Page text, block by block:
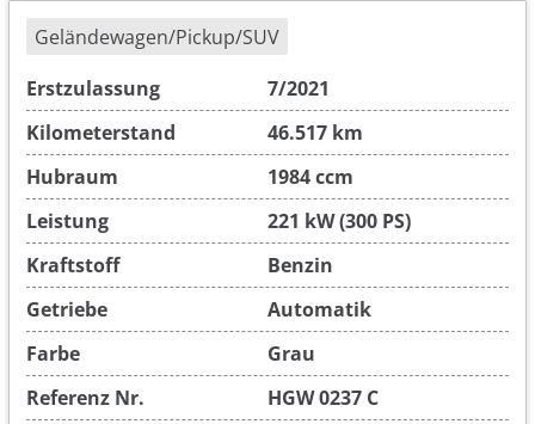
Geländewagen/Pickup/SUV
Erstzulassung
7/2021
Kilometerstand
46.517 km
Hubraum
1984 ccm
Leistung
221 kW (300 PS)
Kraftstoff
Benzin
Getriebe
Automatik
Farbe
Grau
Referenz Nr.
HGW 0237 C